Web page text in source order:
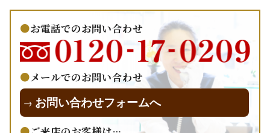
お電話でのお問い合わせ
メールでのお問い合わせ
→ お問い合わせフォームへ